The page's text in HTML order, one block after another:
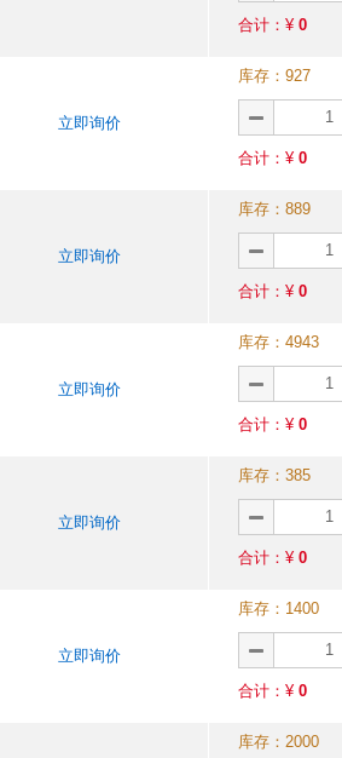
合计：¥ 0
立即询价
库存： 927
合计：¥ 0
立即询价
库存： 889
合计：¥ 0
立即询价
库存： 4943
合计：¥ 0
立即询价
库存： 385
合计：¥ 0
立即询价
库存： 1400
合计：¥ 0
库存： 2000